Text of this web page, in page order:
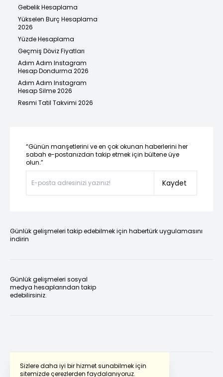
Sizlere daha iyi bir hizmet sunabilmek için
sitemizde çerezlerden faydalanıyoruz.
Gebelik Hesaplama
Yükselen Burç Hesaplama
2026
Yüzde Hesaplama
Geçmiş Döviz Fiyatları
Adım Adım Instagram
Hesap Dondurma 2026
Adım Adım Instagram
Hesap Silme 2026
Resmi Tatil Takvimi 2026
“Günün manşetlerini ve en çok okunan haberlerini her
sabah e-postanızdan takip etmek için bültene üye
olun.”
Kaydet
Günlük gelişmeleri takip edebilmek için habertürk uygulamasını
indirin
Günlük gelişmeleri sosyal
medya hesaplarından takip
edebilirsiniz.